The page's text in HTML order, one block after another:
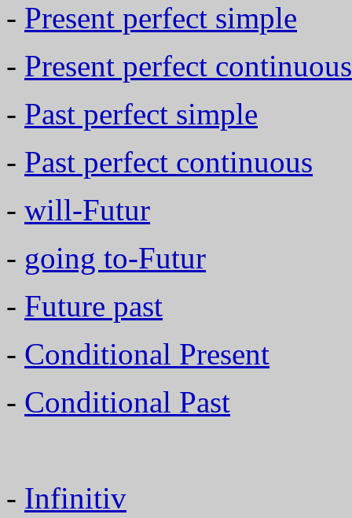
- Present perfect simple
- Present perfect continuous
- Past perfect simple
- Past perfect continuous
- will-Futur
- going to-Futur
- Future past
- Conditional Present
- Conditional Past
- Infinitiv